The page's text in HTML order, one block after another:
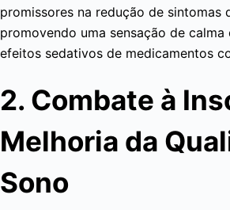
promissores na redução de sintomas
promovendo uma sensação de calma
efeitos sedativos de medicamentos
2. Combate à
Melhoria da
Sono